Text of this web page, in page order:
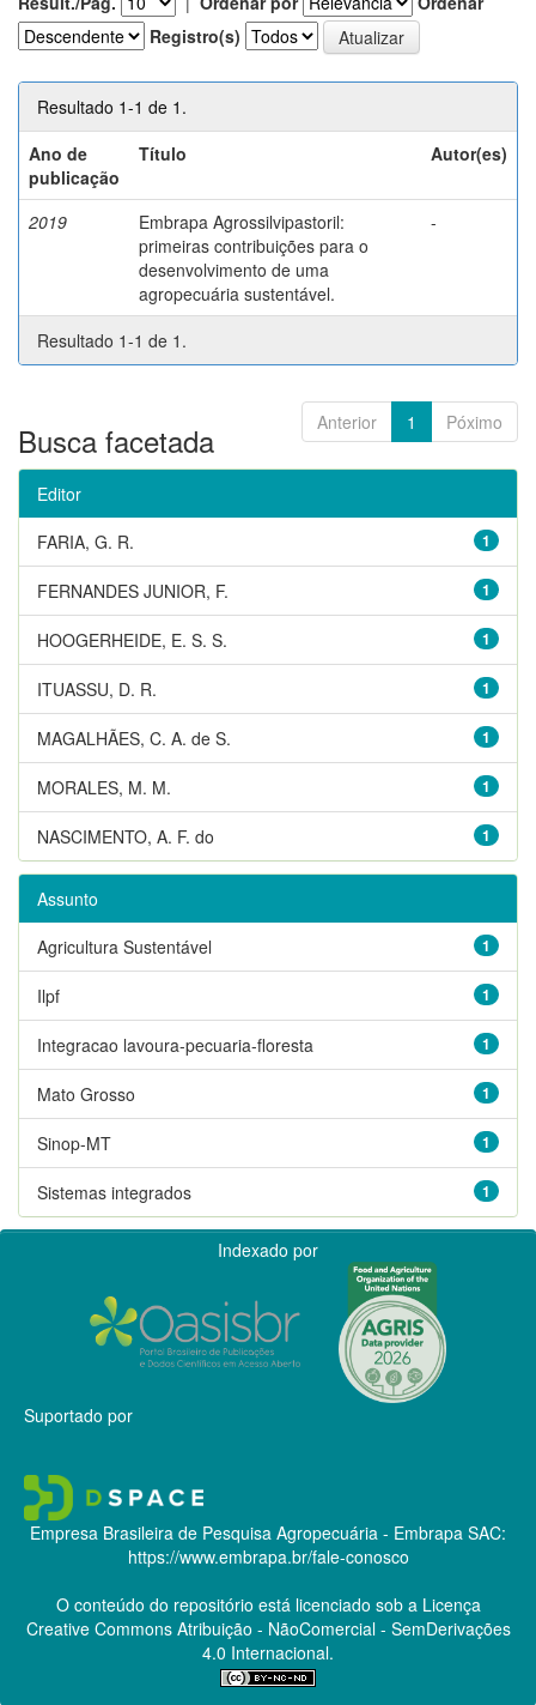
Registro(s)
Resultado 1-1 de 1.
Ano de
publicação
Título Autor(es)
2019
Embrapa Agrossilvipastoril:
primeiras contribuições para o
desenvolvimento de uma
agropecuária sustentável.
-
Resultado 1-1 de 1.
Anterior 1 Póximo
Busca facetada
Editor
1
FARIA, G. R.
1
FERNANDES JUNIOR, F.
1
HOOGERHEIDE, E. S. S.
1
ITUASSU, D. R.
1
MAGALHÃES, C. A. de S.
1
MORALES, M. M.
1
NASCIMENTO, A. F. do
Assunto
1
Agricultura Sustentável
1
Ilpf
1
Integracao lavoura-pecuaria-floresta
1
Mato Grosso
1
Sinop-MT
1
Sistemas integrados
Indexado por
Suportado por
Empresa Brasileira de Pesquisa Agropecuária - Embrapa SAC:
https://www.embrapa.br/fale-conosco
O conteúdo do repositório está licenciado sob a Licença
Creative CommonsAtribuição - NãoComercial - SemDerivações
4.0 Internacional.